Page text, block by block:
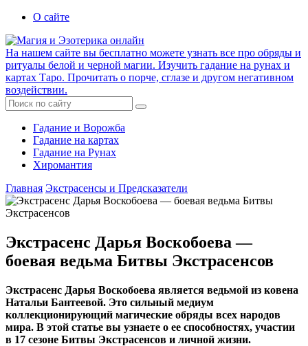
О сайте
На нашем сайте вы бесплатно можете узнать все про обряды и
ритуалы белой и черной магии. Изучить гадание на рунах и
картах Таро. Прочитать о порче, сглазе и другом негативном
воздействии.
Гадание и Ворожба
Гадание на картах
Гадание на Рунах
Хиромантия
Главная Экстрасенсы и Предсказатели
Экстрасенс Дарья Воскобоева —
боевая ведьма Битвы Экстрасенсов
Экстрасенс Дарья Воскобоева является ведьмой из ковена
Натальи Бантеевой. Это сильный медиум
коллекционирующий магические обряды всех народов
мира. В этой статье вы узнаете о ее способностях, участии
в 17 сезоне Битвы Экстрасенсов и личной жизни.